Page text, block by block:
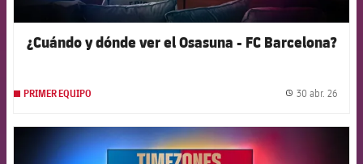
¿Cuándo y dónde ver el Osasuna - FC Barcelona?
PRIMER EQUIPO 30 abr. 26
FCB Barcelona badge